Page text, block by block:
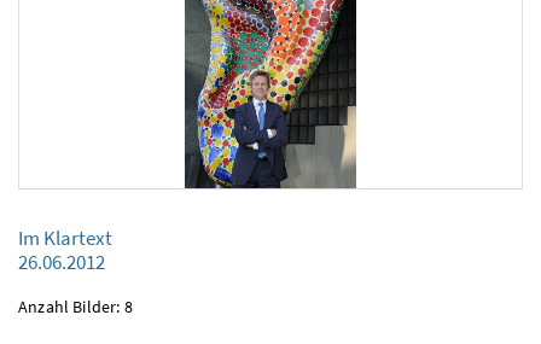
Im Klartext
26.06.2012
Anzahl Bilder: 8